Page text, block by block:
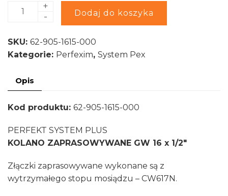
ilość
PERFEKT
PLUS
Kolano
GW
+
-
Dodaj do koszyka
Alternative:
SKU: 62-905-1615-000
Kategorie: Perfexim, System Pex
Opis
Kod produktu: 62-905-1615-000
PERFEKT SYSTEM PLUS
KOLANO ZAPRASOWYWANE GW 16 x 1/2″
Złączki zaprasowywane wykonane są z
wytrzymałego stopu mosiądzu – CW617N.